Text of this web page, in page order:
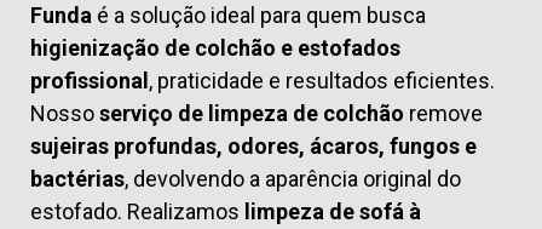
Funda é a solução ideal para quem busca
higienização de colchão e estofados
profissional, praticidade e resultados eficientes.
Nossoserviço de limpeza de colchão remove
sujeiras profundas, odores, ácaros, fungos e
bactérias, devolvendo a aparência original do
estofado. Realizamos limpeza de sofá à